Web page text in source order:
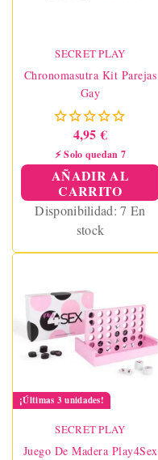
SECRET PLAY
Chronomasutra Kit Parejas
Gay
4,95 €
⚡ Solo quedan 7
AÑADIR AL
CARRITO
Disponibilidad:7 En
stock
¡Últimas 3 unidades!
SECRET PLAY
Juego De Madera Play4Sex